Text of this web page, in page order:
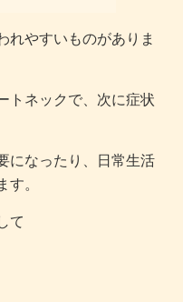
れやすいものがありま
トネックで、次に症状
になったり、日常生活
。
て